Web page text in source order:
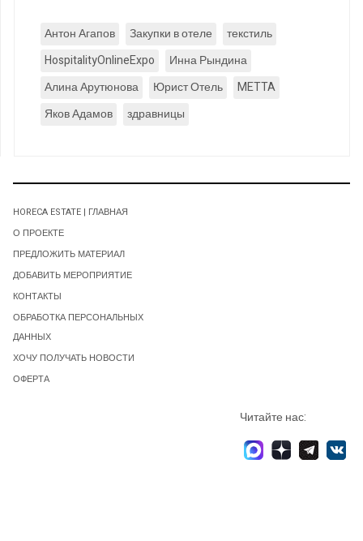
Антон Агапов Закупки в отеле
текстиль
HospitalityOnlineExpo
Инна Рындина
Алина Арутюнова
Юрист Отель
METTA
Яков Адамов
здравницы
HORECA ESTATE | ГЛАВНАЯ
О ПРОЕКТЕ
ПРЕДЛОЖИТЬ МАТЕРИАЛ
ДОБАВИТЬ МЕРОПРИЯТИЕ
КОНТАКТЫ
ОБРАБОТКА ПЕРСОНАЛЬНЫХ
ДАННЫХ
ХОЧУ ПОЛУЧАТЬ НОВОСТИ
ОФЕРТА
Читайте нас: